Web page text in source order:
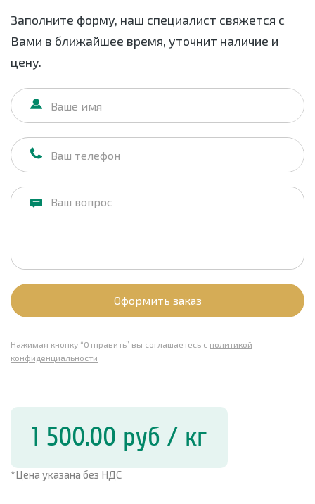
Заполните форму, наш специалист свяжется с
Вами в ближайшее время, уточнит наличие и
цену.
Оформить заказ
Нажимая кнопку “Отправить” вы соглашаетесь с политикой
конфиденциальности
1 500.00 руб / кг
*Цена указана без НДС